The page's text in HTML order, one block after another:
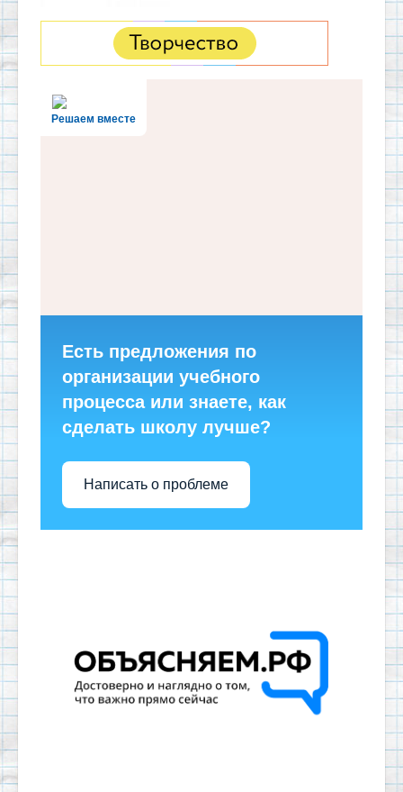
Решаем вместе
Есть предложения по
организации учебного
процесса или знаете, как
сделать школу лучше?
Написать о проблеме